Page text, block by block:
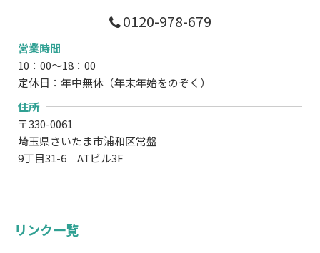
0120-978-679
営業時間
10：00～18：00
定休日：年中無休（年末年始をのぞく）
住所
〒330-0061
埼玉県さいたま市浦和区常盤
9丁目31-6 ATビル3F
リンク一覧